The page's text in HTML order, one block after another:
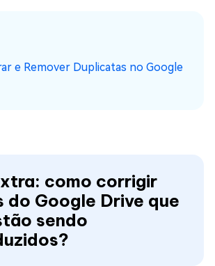
e Remover Duplicatas no Google
como corrigir
do Google Drive que
sendo